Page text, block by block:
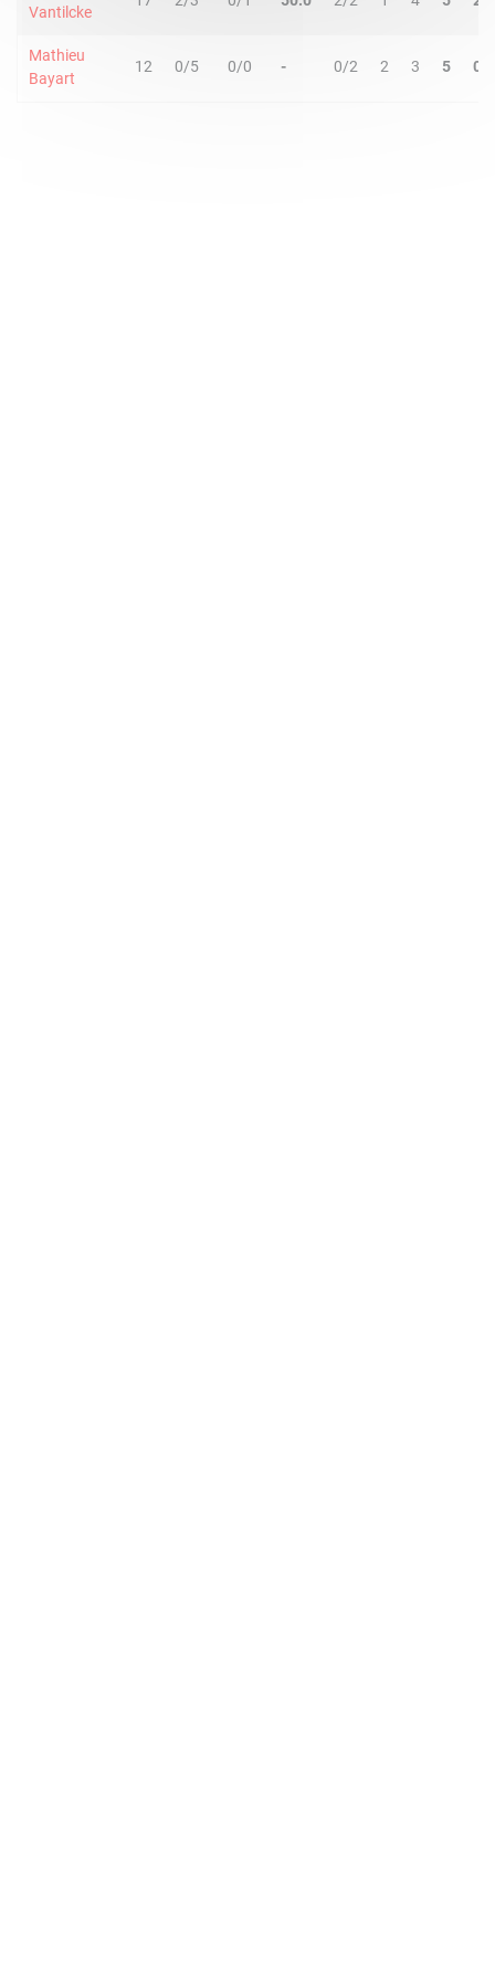
Vantilcke
Mathieu
Bayart
12 0/5 0/0 - 0/2 2 3 5 0